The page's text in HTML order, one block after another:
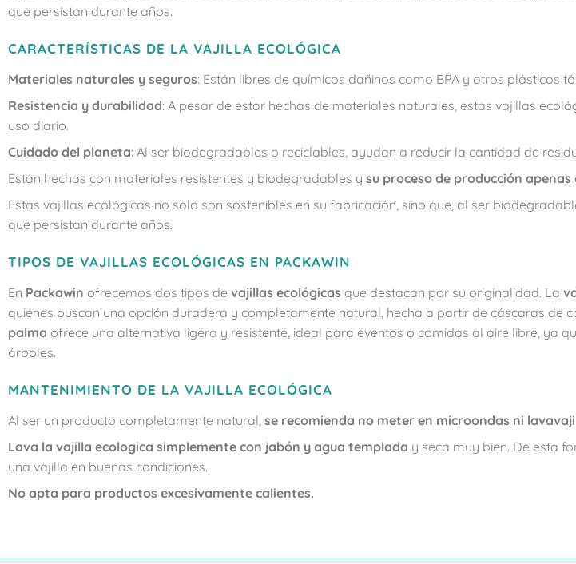
que persistan durante años.
CARACTERÍSTICAS DE LA VAJILLA ECOLÓGICA
Materiales naturales y seguros: Están libres de químicos dañinos como BPA y otros plásticos
Resistencia y durabilidad: A pesar de estar hechas de materiales naturales, estas vajillas
uso diario.
Cuidado del planeta: Al ser biodegradables o reciclables, ayudan a reducir la cantidad de
Están hechas con materiales resistentes y biodegradables y su proceso de producción
Estas vajillas ecológicas no solo son sostenibles en su fabricación, sino que, al ser
que persistan durante años.
TIPOS DE VAJILLAS ECOLÓGICAS EN PACKAWIN
En Packawin ofrecemos dos tipos de vajillas ecológicas que destacan por su originalidad. La
quienes buscan una opción duradera y completamente natural, hecha a partir de cáscaras de
palma ofrece una alternativa ligera y resistente, ideal para eventos o comidas al aire libre, ya
árboles.
MANTENIMIENTO DE LA VAJILLA ECOLÓGICA
Al ser un producto completamente natural, se recomienda no meter en microondas ni
Lava la vajilla ecologica simplemente con jabón y agua templada y seca muy bien. De esta
una vajilla en buenas condiciones.
No apta para productos excesivamente calientes.